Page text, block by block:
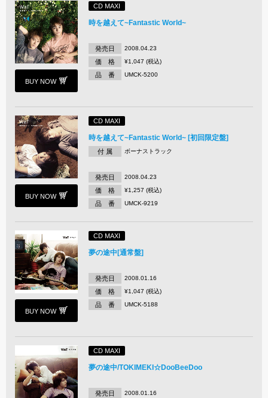
BUY NOW
CD MAXI
時を越えて~Fantastic World~
発売日 2008.04.23
価 格 ¥1,047 (税込)
品 番 UMCK-5200
BUY NOW
CD MAXI
時を越えて~Fantastic World~ [初回限定盤]
付 属 ボーナストラック
発売日 2008.04.23
価 格 ¥1,257 (税込)
品 番 UMCK-9219
BUY NOW
CD MAXI
夢の途中[通常盤]
発売日 2008.01.16
価 格 ¥1,047 (税込)
品 番 UMCK-5188
CD MAXI
夢の途中/TOKIMEKI☆DooBeeDoo
発売日 2008.01.16